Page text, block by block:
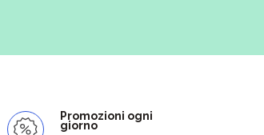
Promozioni ogni
giorno